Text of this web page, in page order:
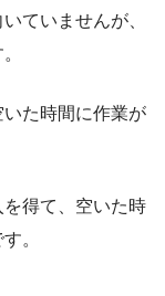
ていませんが、
た時間に作業が
得て、空いた時
。